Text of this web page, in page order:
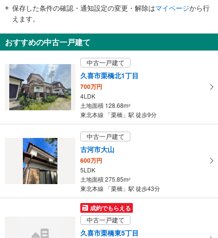
【ＪＲ】
・各ホーム⇔改札
【東武鉄道】
・各ホーム⇔改札（※上り専用）
【ＪＲ】【東武鉄道】
・改札⇔東口
トイレ
【ＪＲ】
《多機能トイレ》
・改札内
【東武鉄道】
その他
【ＪＲ】
・点字運賃表
【東武鉄道】
・点字テープ（券売機・手すり等）
知
を
け
取
・
条
保存した条件の確認・通知設定の変更・解除はマイページから行
えます。
おすすめの中古一戸建て
中古一戸建て
久喜市栗橋北1丁目
700万円
4LDK
土地面積 128.68m2
東北本線 「栗橋」駅 徒歩9分
中古一戸建て
古河市大山
600万円
5LDK
土地面積 275.85m2
東北本線 「栗橋」駅 徒歩43分
成約でもらえる
中古一戸建て
久喜市栗橋東5丁目